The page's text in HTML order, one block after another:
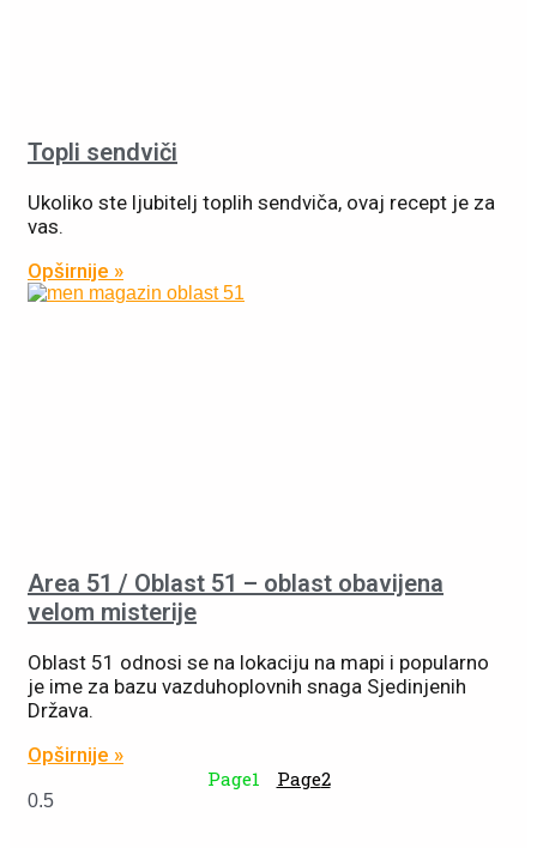
Topli sendviči
Ukoliko ste ljubitelj toplih sendviča, ovaj recept je za
vas.
Opširnije »
Area 51 / Oblast 51 – oblast obavijena
velom misterije
Oblast 51 odnosi se na lokaciju na mapi i popularno
je ime za bazu vazduhoplovnih snaga Sjedinjenih
Država.
Opširnije »
Page1 Page2